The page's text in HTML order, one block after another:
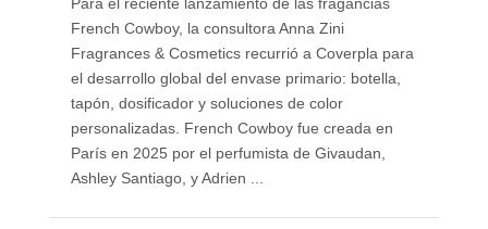
Para el reciente lanzamiento de las fragancias
French Cowboy, la consultora Anna Zini
Fragrances & Cosmetics recurrió a Coverpla para
el desarrollo global del envase primario: botella,
tapón, dosificador y soluciones de color
personalizadas. French Cowboy fue creada en
París en 2025 por el perfumista de Givaudan,
Ashley Santiago, y Adrien ...